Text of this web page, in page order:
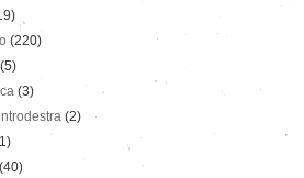
(220)
(5)
(3)
(2)
(40)